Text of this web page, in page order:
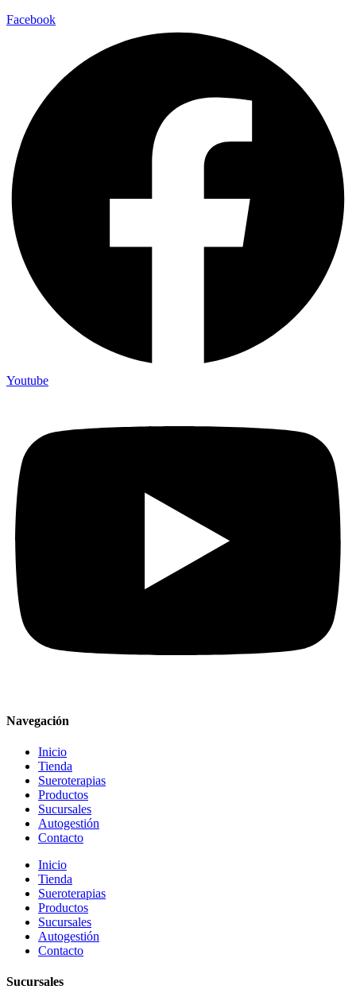
Facebook
Youtube
Navegación
Inicio
Tienda
Sueroterapias
Productos
Sucursales
Autogestión
Contacto
Inicio
Tienda
Sueroterapias
Productos
Sucursales
Autogestión
Contacto
Sucursales